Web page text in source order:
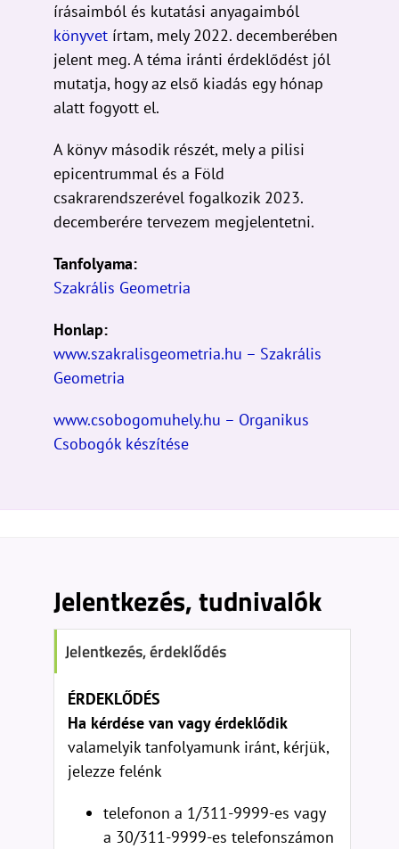
írásaimból és kutatási anyagaimból
könyvetírtam, mely 2022. decemberében
jelent meg. A téma iránti érdeklődést jól
mutatja, hogy az első kiadás egy hónap
alatt fogyott el.
A könyv második részét, mely a pilisi
epicentrummal és a Föld
csakrarendszerével fogalkozik 2023.
decemberére tervezem megjelentetni.
Tanfolyama:
Szakrális Geometria
Honlap:
www.szakralisgeometria.hu – Szakrális
Geometria
www.csobogomuhely.hu – Organikus
Csobogók készítése
Jelentkezés, tudnivalók
Jelentkezés, érdeklődés
ÉRDEKLŐDÉS
Ha kérdése van vagy érdeklődik
valamelyik tanfolyamunk iránt, kérjük,
jelezze felénk
telefonon a 1/311-9999-es vagy
a 30/311-9999-es telefonszámon